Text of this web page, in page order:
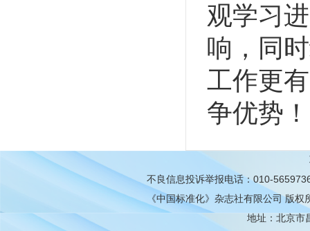
观学习
响，同
工作更
争优势！
不良信息投诉举报电话：010-
《中国标准化》杂志社有限公司版权
地址：北京市